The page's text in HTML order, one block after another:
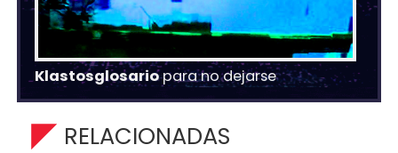
Klastosglosariopara no dejarse
RELACIONADAS